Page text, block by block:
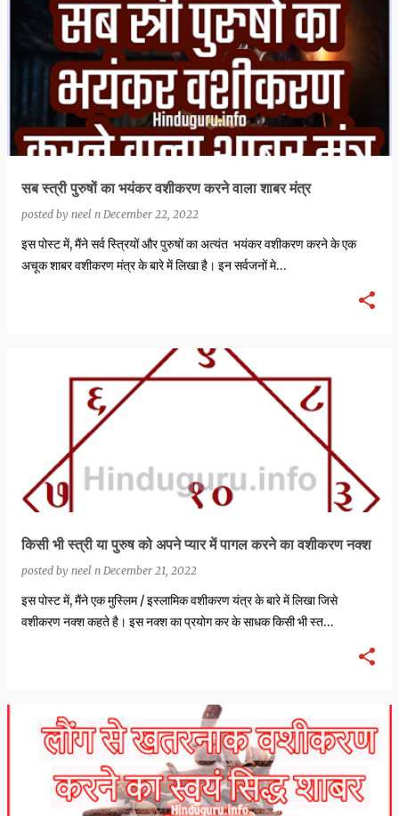
सब स्त्री पुरुषों का भयंकर वशीकरण करने वाला शाबर मंत्र
posted by neel n December 22, 2022
इस पोस्ट में, मैंने सर्व स्त्रियों और पुरुषों का अत्यंत भयंकर वशीकरण करने के एक
अचूक शाबर वशीकरण मंत्र के बारे में लिखा है। इन सर्वजनों मे…
किसी भी स्त्री या पुरुष को अपने प्यार में पागल करने का वशीकरण नक्श
posted by neel n December 21, 2022
इस पोस्ट में, मैंने एक मुस्लिम / इस्लामिक वशीकरण यंत्र के बारे में लिखा जिसे
वशीकरण नक्श कहते है। इस नक्श का प्रयोग कर के साधक किसी भी स्त…